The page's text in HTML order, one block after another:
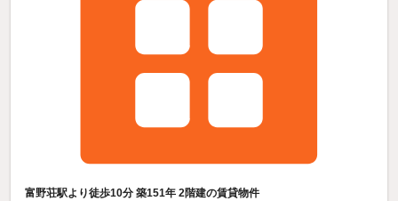
富野荘駅より徒歩10分 築151年 2階建の賃貸物件